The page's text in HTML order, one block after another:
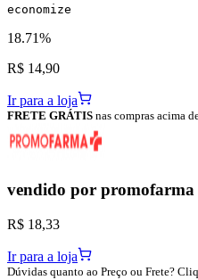
economize
18.71%
R$ 14,90
Ir para a loja
FRETE GRÁTIS nas compras acima
vendido por promofarma
R$ 18,33
Ir para a loja
Dúvidas quanto ao Preço ou Frete?